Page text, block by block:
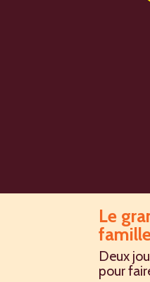
Le
Deux
pour